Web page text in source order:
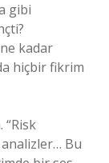
gibi
kadar
hiçbir fikrim
Bu